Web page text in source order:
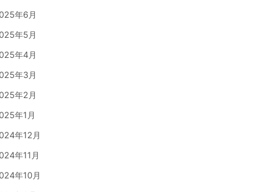
年6月
年5月
年4月
年3月
年2月
年1月
年12月
年11月
年10月